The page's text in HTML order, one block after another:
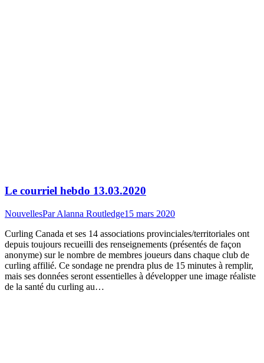
Le courriel hebdo 13.03.2020
NouvellesParAlanna Routledge15 mars 2020
Curling Canada et ses 14 associations provinciales/territoriales ont
depuis toujours recueilli des renseignements (présentés de façon
anonyme) sur le nombre de membres joueurs dans chaque club de
curling affilié. Ce sondage ne prendra plus de 15 minutes à remplir,
mais ses données seront essentielles à développer une image réaliste
de la santé du curling au…